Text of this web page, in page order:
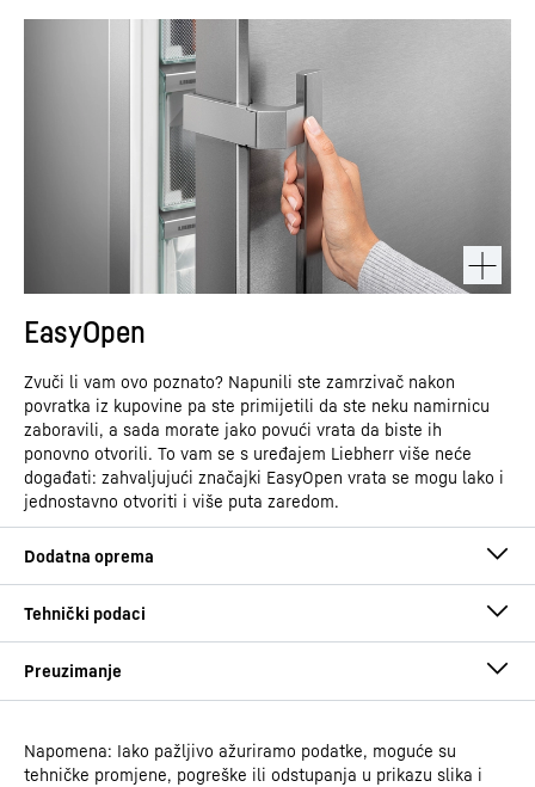
EasyOpen
Zvuči li vam ovo poznato? Napunili ste zamrzivač nakon
povratka iz kupovine pa ste primijetili da ste neku namirnicu
zaboravili, a sada morate jako povući vrata da biste ih
ponovno otvorili. To vam se s uređajem Liebherr više neće
događati: zahvaljujući značajki EasyOpen vrata se mogu lako i
jednostavno otvoriti i više puta zaredom.
Upute za upotrebu
Napomena: Iako pažljivo ažuriramo podatke, moguće su
tehničke promjene, pogreške ili odstupanja u prikazu slika i